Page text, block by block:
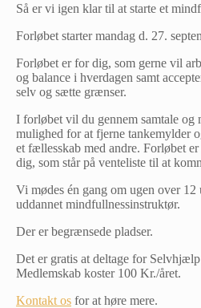
Så er vi igen klar til at starte et
Forløbet starter mandag d. 27.
Forløbet er for dig, som gerne vil
og balance i hverdagen samt
selv og sætte grænser.
I forløbet vil du gennem samtale og
mulighed for at fjerne tankemylder
et fællesskab med andre. Forløbet
dig, som står på venteliste til at
Vi mødes én gang om ugen over 12
uddannet mindfullnessinstruktør.
Der er begrænsede pladser.
Det er gratis at deltage for
Medlemskab koster 100 Kr./året.
Kontakt os for at høre mere.